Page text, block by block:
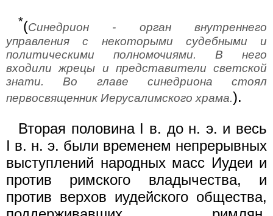
*(Синедрион - орган внутреннего
управления с некоторыми судебными и
политическими полномочиями. В него
входили жрецы и представители светской
знати. Во главе синедриона стоял
первосвященник Иерусалимского храма.).
Вторая половина I в. до н. э. и весь
I в. н. э. были временем непрерывных
выступлений народных масс Иудеи и
против римского владычества, и
против верхов иудейского общества,